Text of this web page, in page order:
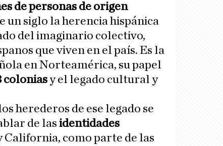
de personas de origen
un siglo la herencia hispánica
del imaginario colectivo,
que viven en el país. Es la
en Norteamérica, su papel
coloniasy el legado cultural y
herederos de ese legado se
de las identidades
California, como parte de las